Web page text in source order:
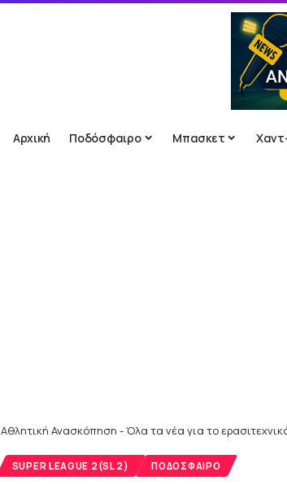
Αρχική Ποδόσφαιρο Μπασκετ
Αθλητική Ανασκόπηση - Όλα τα νέα για το
SUPER LEAGUE 2(SL 2) ΠΟΔΌΣΦΑΙΡΟ